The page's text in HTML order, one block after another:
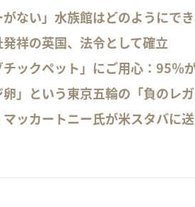
がない」水族館はどのようにで
祥の英国、法令として確立
チックペット」にご用心：95％
卵」という東京五輪の「負のレガ
ッカートニー氏が米スタバに